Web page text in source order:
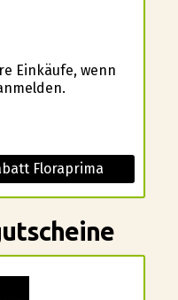
Einkäufe, wenn
Floraprima